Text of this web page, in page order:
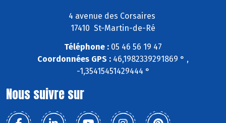
4 avenue des Corsaires
17410 St-Martin-de-Ré
Téléphone : 05 46 56 19 47
Coordonnées GPS : 46,1982339291869 ° ,
-1,35415451429444 °
Nous suivre sur